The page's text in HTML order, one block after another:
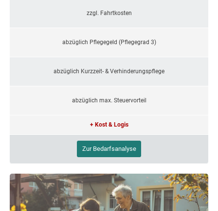
zzgl. Fahrtkosten
abzüglich Pflegegeld (Pflegegrad 3)
abzüglich Kurzzeit- & Verhinderungspflege
abzüglich max. Steuervorteil
+ Kost & Logis
Zur Bedarfsanalyse